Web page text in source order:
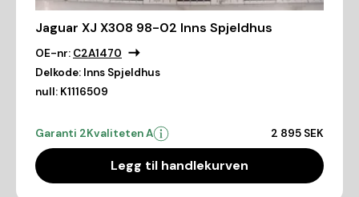
Jaguar XJ X308 98-02 Inns Spjeldhus
OE-nr: C2A1470
Delkode: Inns Spjeldhus
null: K1116509
Garanti 2Kvaliteten A 2 895 SEK
Legg til handlekurven